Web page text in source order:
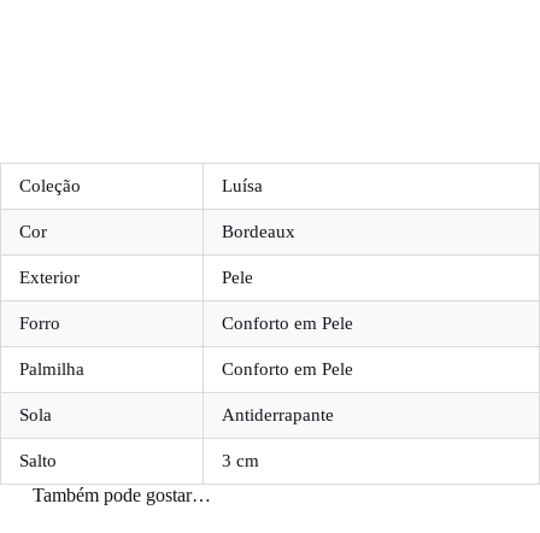
Coleção Luísa
Cor Bordeaux
Exterior Pele
Forro Conforto em Pele
Palmilha Conforto em Pele
Sola Antiderrapante
Salto 3 cm
Também pode gostar…